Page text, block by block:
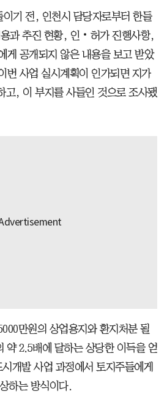
기 전, 인천시 담당자로부터 한들
과 추진 현황, 인‧허가 진행사항,
게 공개되지 않은 내용을 보고 받았
번 사업 실시계획이 인가되면 지가
고, 이 부지를 사들인 것으로 조사됐
만원의 상업용지와 환지처분 될
약 2.5배에 달하는 상당한 이득을 얻
개발 사업 과정에서 토지주들에게
하는 방식이다.